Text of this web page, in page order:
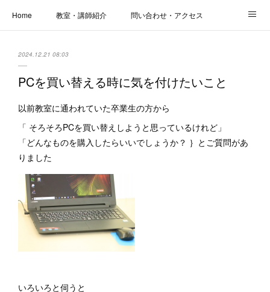
Home 教室・講師紹介 問い合わせ・アクセス
2024.12.21 08:03
PCを買い替える時に気を付けたいこと
以前教室に通われていた卒業生の方から
「 そろそろPCを買い替えしようと思っているけれど」
「どんなものを購入したらいいでしょうか？ ｝とご質問があ
りました
いろいろと伺うと